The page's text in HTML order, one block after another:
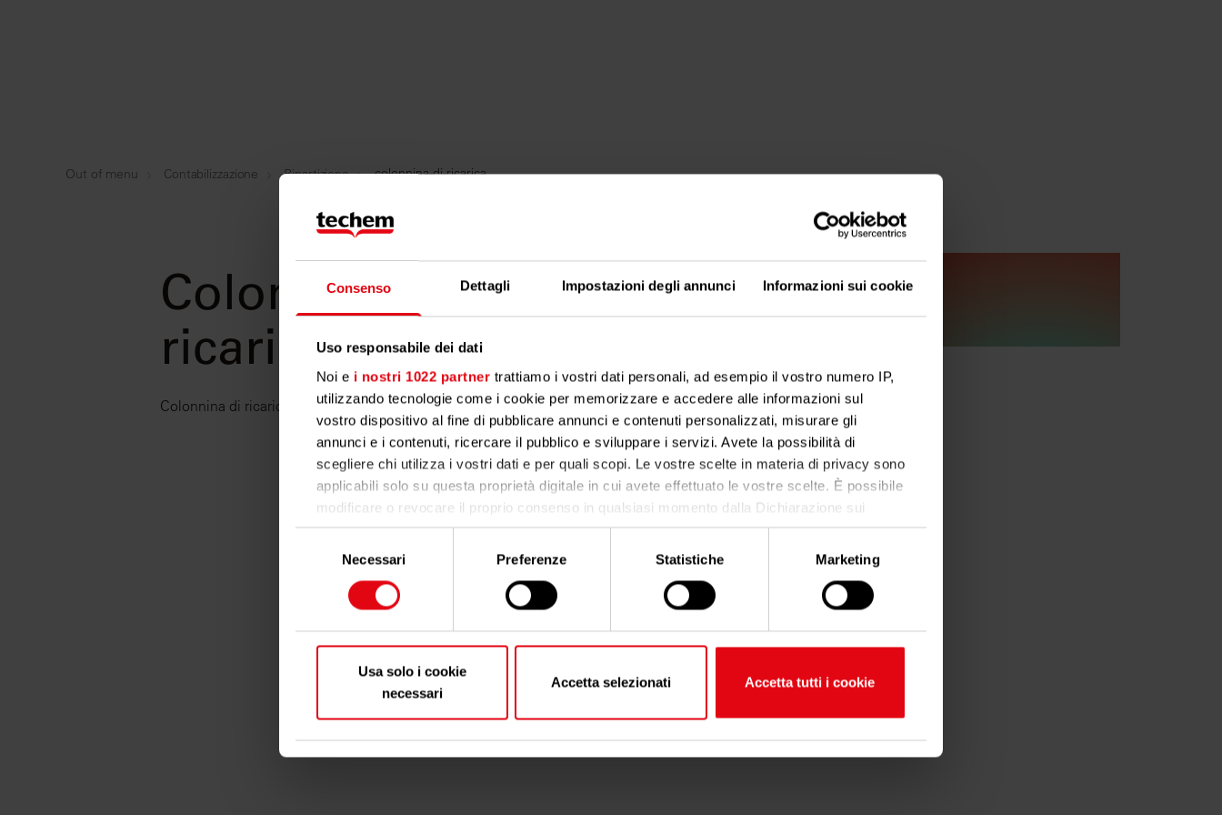
Consenso Dettagli Impostazioni degli annunci Informazioni sui cookie
Uso responsabile dei dati
Noi e i nostri 1022 partner trattiamo i vostri dati personali, ad esempio il vostro numero IP,
utilizzando tecnologie come i cookie per memorizzare e accedere alle informazioni sul
vostro dispositivo al fine di pubblicare annunci e contenuti personalizzati, misurare gli
annunci e i contenuti, ricercare il pubblico e sviluppare i servizi. Avete la possibilità di
scegliere chi utilizza i vostri dati e per quali scopi. Le vostre scelte in materia di privacy sono
applicabili solo su questa proprietà digitale in cui avete effettuato le vostre scelte. È possibile
modificare o revocare il proprio consenso in qualsiasi momento dalla Dichiarazione sui
cookie o facendo clic sull'icona di attivazione della privacy.
raccogliere informazioni sulla tua posizione geografica, con un'approssimazione di
Identificare il tuo dispositivo, scansionandolo attivamente alla ricerca di
caratteristiche specifiche (impronte digitali).
Approfondisci come vengono elaborati i tuoi dati personali e imposta le tue preferenze nella
consenso
Necessari Preferenze Statistiche Marketing
Usa solo i cookie
necessari
Accetta selezionati Accetta tutti i cookie
Out of menu Contabilizzazione Ripartizione colonnina-di-ricarica
Colonnina di
ricarica
Colonnina di ricarica